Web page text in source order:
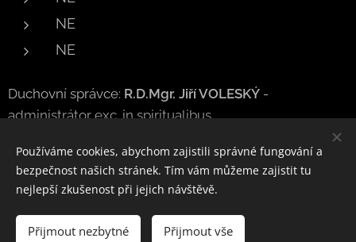
NE
NE
Duchovní správce: R.D.Mgr. Jiří VOLESKÝ -
administrátor exc. in spiritualibus
Vytvořeno službou Webnode
Používáme cookies, abychom zajistili správné fungování a
bezpečnost našich stránek. Tím vám můžeme zajistit tu
nejlepší zkušenost při jejich návštěvě.
Přijmout nezbytné Přijmout vše